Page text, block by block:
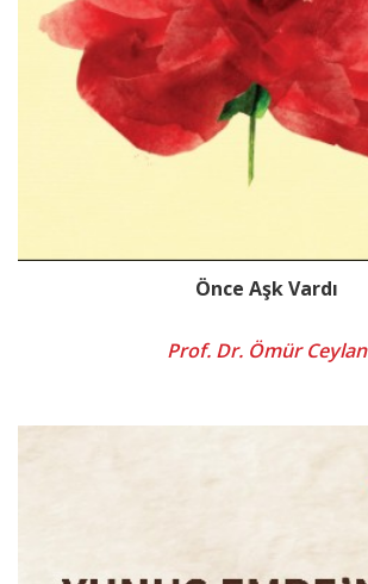
Önce Aşk Vardı
Prof. Dr. Ömür Ceylan